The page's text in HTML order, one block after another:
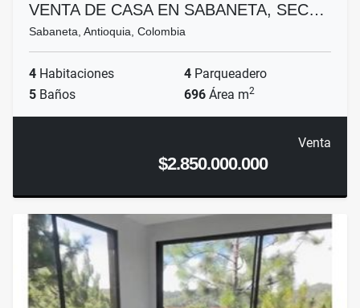
VENTA DE CASA EN SABANETA, SEC…
Sabaneta, Antioquia, Colombia
4 Habitaciones 4 Parqueadero
5 Baños 696 Área m2
Venta
$2.850.000.000